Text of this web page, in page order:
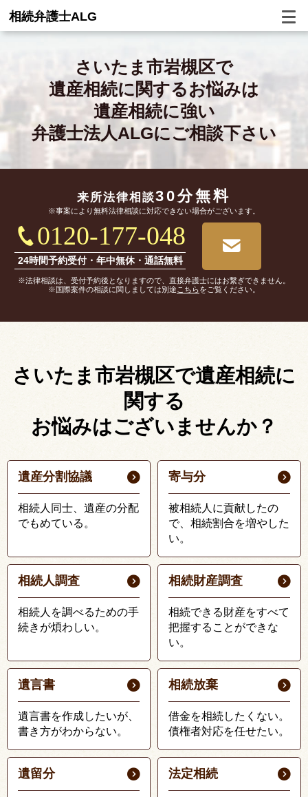
相続弁護士ALG
さいたま市岩槻区で
遺産相続に関するお悩みは
遺産相続に強い
弁護士法人ALGにご相談下さい
来所法律相談30分無料
※事案により無料法律相談に対応できない場合がございます。
0120-177-048
24時間予約受付・年中無休・通話無料
※法律相談は、受付予約後となりますので、直接弁護士にはお繋ぎできません。
※国際案件の相談に関しましては別途 こちらをご覧ください。
さいたま市岩槻区で遺産相続に
関する
お悩みはございませんか？
遺産分割協議
相続人同士、遺産の分配
でもめている。
寄与分
被相続人に貢献したの
で、相続割合を増やした
い。
相続人調査
相続人を調べるための手
続きが煩わしい。
相続財産調査
相続できる財産をすべて
把握することができな
い。
遺言書
遺言書を作成したいが、
書き方がわからない。
相続放棄
借金を相続したくない。
債権者対応を任せたい。
遺留分 法定相続